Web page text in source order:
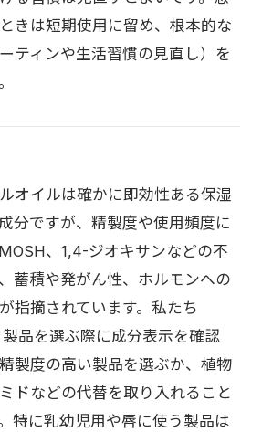
きは短期使用に留め、根本的な
ティンや生活習慣の見直し）を
オイルは確かに即効性ある保湿
分ですが、精製度や使用頻度に
、1,4-ジオキサンなどの不
蓄積や発がん性、ホルモンへの
指摘されています。私たち
品を選ぶ際に成分表示を確認
製度の高い製品を選ぶか、植物
ドなどの代替を取り入れること
特に乳幼児用や唇に使う製品は